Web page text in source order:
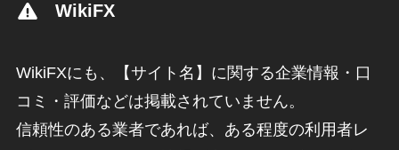
WikiFX
WikiFXにも、【サイト名】に関する企業情報・口
コミ・評価などは掲載されていません。
信頼性のある業者であれば、ある程度の利用者レ